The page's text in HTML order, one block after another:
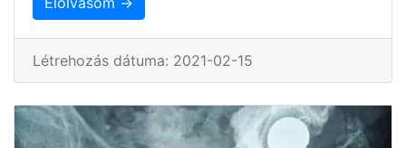
Létrehozás dátuma: 2021-02-15